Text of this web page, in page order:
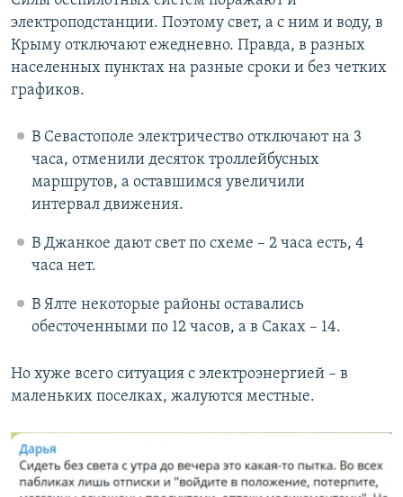
электроподстанции. Поэтому свет, а с ним и воду, в
Крыму отключают ежедневно. Правда, в разных
населенных пунктах на разные сроки и без четких
графиков.
В Севастополе электричество отключают на 3
часа, отменили десяток троллейбусных
маршрутов, а оставшимся увеличили
интервал движения.
В Джанкое дают свет по схеме – 2 часа есть, 4
часа нет.
В Ялте некоторые районы оставались
обесточенными по 12 часов, а в Саках – 14.
Но хуже всего ситуация с электроэнергией – в
маленьких поселках, жалуются местные.